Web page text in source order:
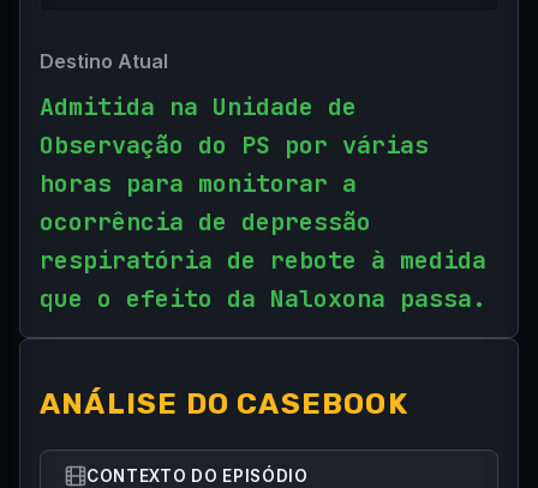
Destino Atual
Admitida na Unidade de
Observação do PS por várias
horas para monitorar a
ocorrência de depressão
respiratória de rebote à medida
que o efeito da Naloxona passa.
ANÁLISE DO CASEBOOK
CONTEXTO DO EPISÓDIO